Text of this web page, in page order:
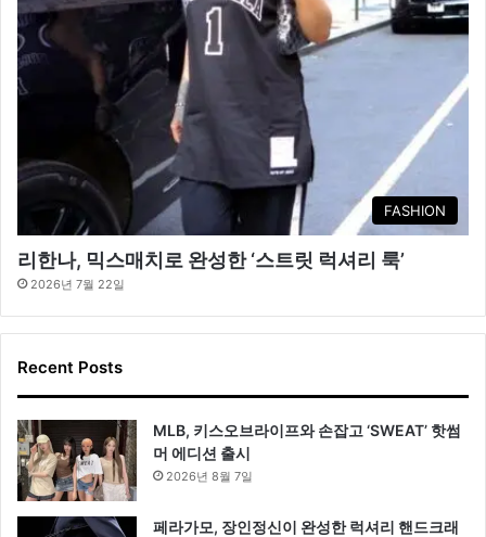
FASHION
리한나, 믹스매치로 완성한 ‘스트릿 럭셔리 룩’
2026년 7월 22일
Recent Posts
MLB, 키스오브라이프와 손잡고 ‘SWEAT’ 핫썸
머 에디션 출시
2026년 8월 7일
페라가모, 장인정신이 완성한 럭셔리 핸드크래